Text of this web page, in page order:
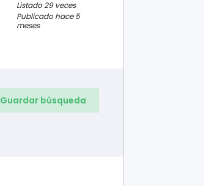
Listado 29 veces
Publicado hace 5
meses
Guardar búsqueda